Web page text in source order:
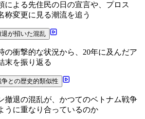
による先住民の日の宣言や、プロス
称変更に見る潮流を追う
が招いた混乱
の衝撃的な状況から、20年に及んだア
末を振り返る
との歴史的類似性
撤退の混乱が、かつてのベトナム戦争
うに重なり合っているのか